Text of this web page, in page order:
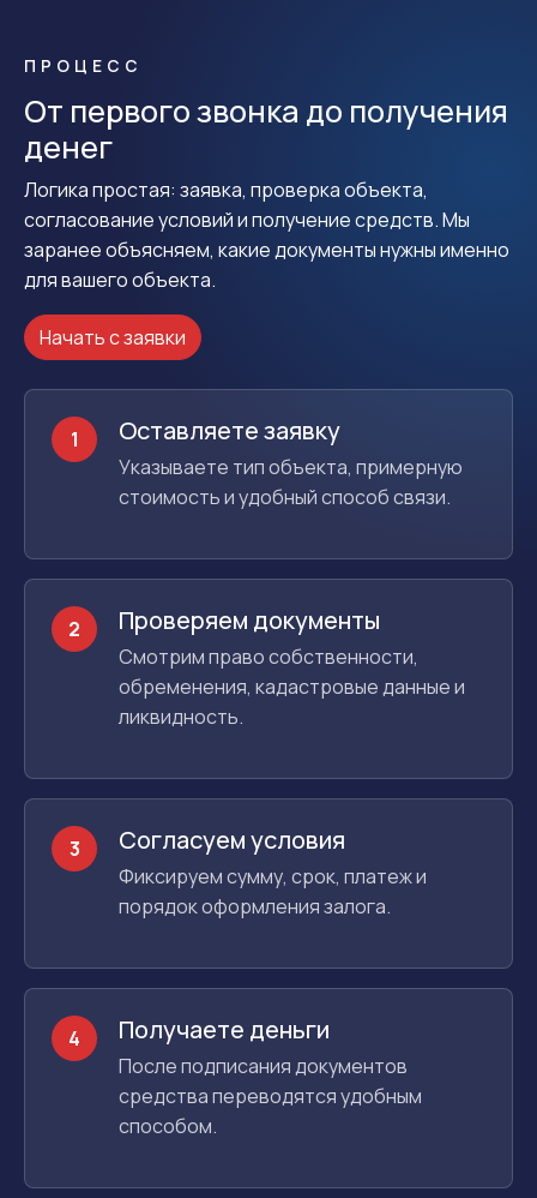
ПРОЦЕСС
От первого звонка до получения
денег
Логика простая: заявка, проверка объекта,
согласование условий и получение средств. Мы
заранее объясняем, какие документы нужны именно
для вашего объекта.
Начать с заявки
1 Оставляете заявку
Указываете тип объекта, примерную
стоимость и удобный способ связи.
2 Проверяем документы
Смотрим право собственности,
обременения, кадастровые данные и
ликвидность.
3 Согласуем условия
Фиксируем сумму, срок, платеж и
порядок оформления залога.
4 Получаете деньги
После подписания документов
средства переводятся удобным
способом.